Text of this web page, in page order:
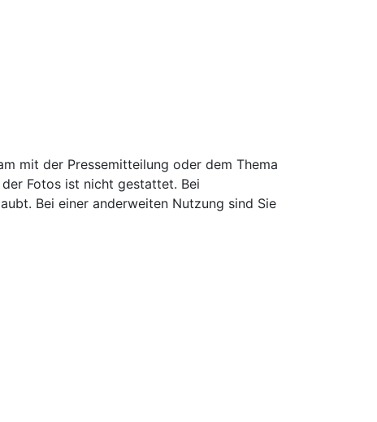
mit der Pressemitteilung oder dem Thema
Fotos ist nicht gestattet. Bei
Bei einer anderweiten Nutzung sind Sie